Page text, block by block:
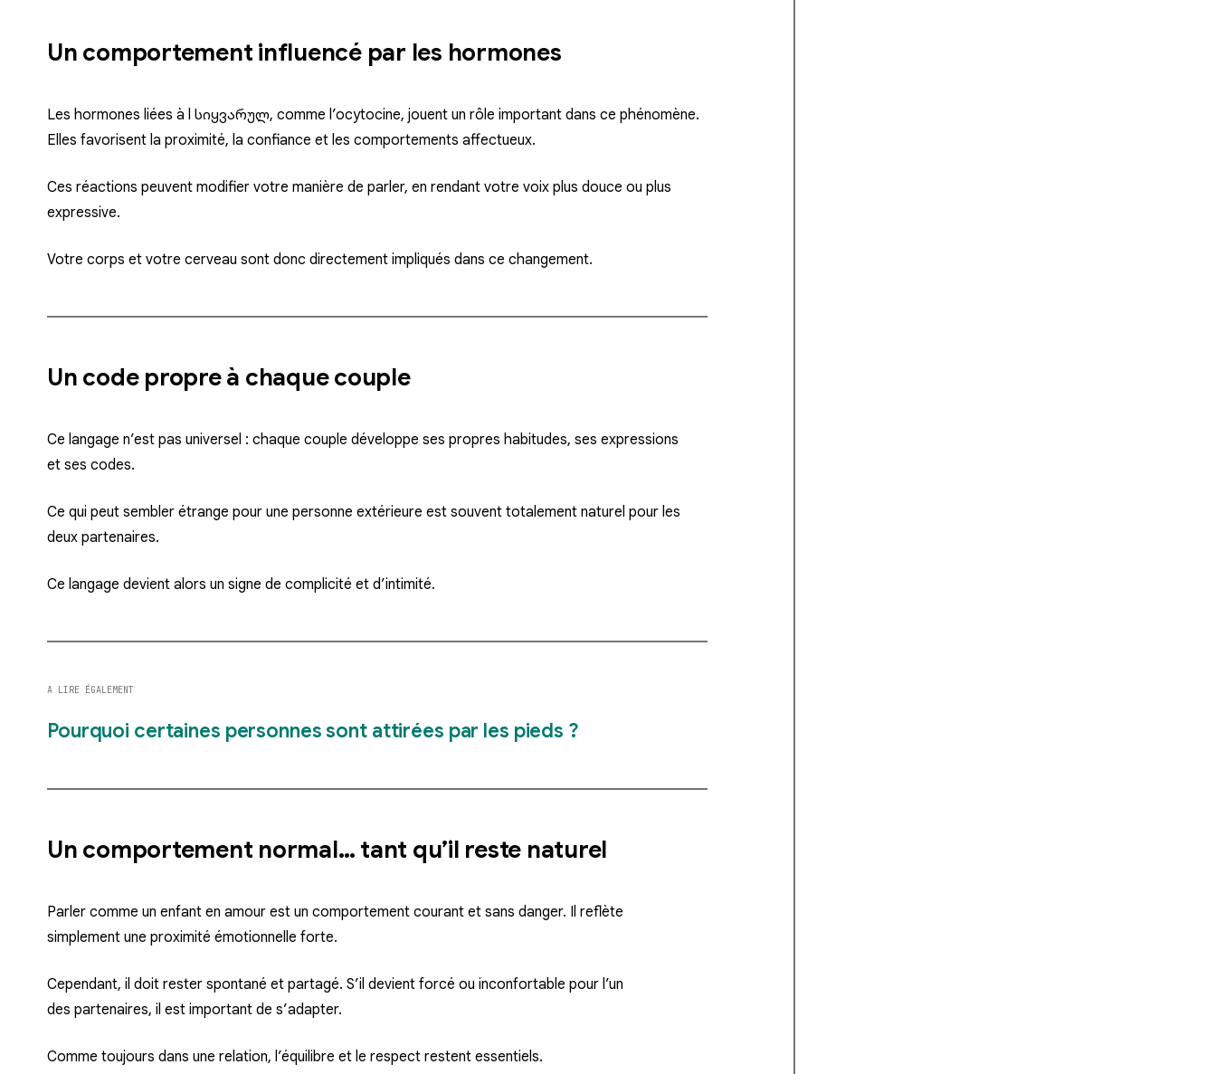
Un comportement influencé par les hormones
Les hormones liées à l სიყვარულ, comme l’ocytocine, jouent un rôle important dans ce phénomène.
Elles favorisent la proximité, la confiance et les comportements affectueux.
Ces réactions peuvent modifier votre manière de parler, en rendant votre voix plus douce ou plus
expressive.
Votre corps et votre cerveau sont donc directement impliqués dans ce changement.
Un code propre à chaque couple
Ce langage n’est pas universel : chaque couple développe ses propres habitudes, ses expressions
et ses codes.
Ce qui peut sembler étrange pour une personne extérieure est souvent totalement naturel pour les
deux partenaires.
Ce langage devient alors un signe de complicité et d’intimité.
A LIRE ÉGALEMENT
Pourquoi certaines personnes sont attirées par les pieds ?
Un comportement normal… tant qu’il reste naturel
Parler comme un enfant en amour est un comportement courant et sans danger. Il reflète
simplement une proximité émotionnelle forte.
Cependant, il doit rester spontané et partagé. S’il devient forcé ou inconfortable pour l’un
des partenaires, il est important de s’adapter.
Comme toujours dans une relation, l’équilibre et le respect restent essentiels.